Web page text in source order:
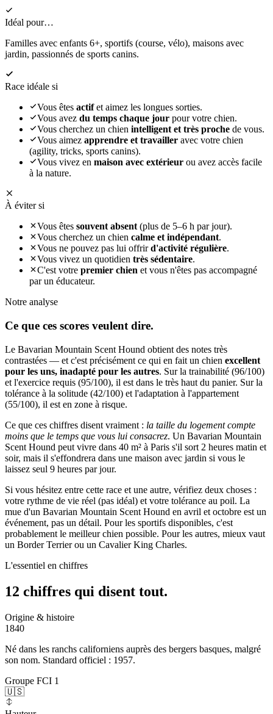
Idéal pour…
Familles avec enfants 6+, sportifs (course, vélo), maisons avec
jardin, passionnés de sports canins.
Race idéale si
Vous êtes actifet aimez les longues sorties.
Vous avez du temps chaque jour pour votre chien.
Vous cherchez un chien intelligent et très proche de vous.
Vous aimez apprendre et travailler avec votre chien
(agility, tricks, sports canins).
Vous vivez en maison avec extérieur ou avez accès facile
à la nature.
À éviter si
Vous êtes souvent absent(plus de 5–6 h par jour).
Vous cherchez un chien calme et indépendant.
Vous ne pouvez pas lui offrird'activité régulière.
Vous vivez un quotidien très sédentaire.
C'est votre premier chien et vous n'êtes pas accompagné
par un éducateur.
Notre analyse
Ce que ces scores veulent dire.
Le Bavarian Mountain Scent Hound obtient des notes très
contrastées — et c'est précisément ce qui en fait un chien excellent
pour les uns, inadapté pour les autres. Sur la trainabilité (96/100)
et l'exercice requis (95/100), il est dans le très haut du panier. Sur la
tolérance à la solitude (42/100) et l'adaptation à l'appartement
(55/100), il est en zone à risque.
Ce que ces chiffres disent vraiment : la taille du logement compte
moins que le temps que vous lui consacrez. Un Bavarian Mountain
Scent Hound peut vivre dans 40 m² à Paris s'il sort 2 heures matin et
soir, mais il s'effondrera dans une maison avec jardin si vous le
laissez seul 9 heures par jour.
Si vous hésitez entre cette race et une autre, vérifiez deux choses :
votre rythme de vie réel (pas idéal) et votre tolérance au poil. La
mue d'un Bavarian Mountain Scent Hound en avril et octobre est un
événement, pas un détail. Pour les sportifs disponibles, c'est
probablement le meilleur chien possible. Pour les autres, mieux vaut
un Border Terrier ou un Cavalier King Charles.
L'essentiel en chiffres
12 chiffres qui disent tout.
Origine & histoire
1840
Né dans les ranchs californiens auprès des bergers basques, malgré
son nom. Standard officiel : 1957.
Groupe FCI 1
🇺🇸